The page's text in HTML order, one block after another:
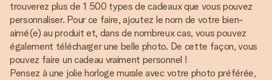
trouverez plus de 1 500 types de cadeaux que vous pouvez
personnaliser. Pour ce faire, ajoutez le nom de votre bien-
aimé(e) au produit et, dans de nombreux cas, vous pouvez
également télécharger une belle photo. De cette façon, vous
pouvez faire un cadeau vraiment personnel !
Pensez à une jolie horloge murale avec votre photo préférée,